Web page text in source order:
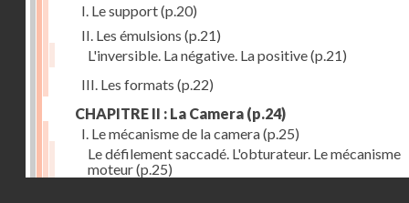
I. Le support(p.20)
II. Les émulsions (p.21)
L'inversible. La négative. La positive(p.21)
III. Les formats (p.22)
CHAPITRE II : La Camera (p.24)
I. Le mécanisme de la camera(p.25)
Le défilement saccadé. L'obturateur. Le mécanisme
moteur(p.25)